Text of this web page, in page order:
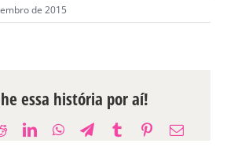
de 2015
essa história por aí!
RedditLinkedInWhatsApp
Telegram
TumblrPinterest
E-